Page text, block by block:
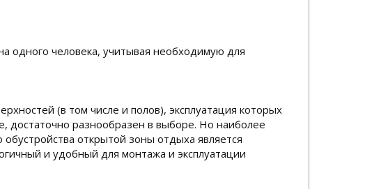
одного человека, учитывая необходимую для
(в том числе и полов), эксплуатация которых
достаточно разнообразен в выборе. Но наиболее
открытой зоны отдыха является
и удобный для монтажа и эксплуатации